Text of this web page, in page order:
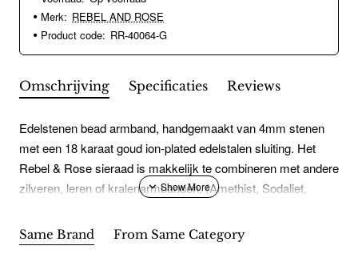
Merk: REBEL AND ROSE
Product code: RR-40064-G
Omschrijving Specificaties Reviews
Edelstenen bead armband, handgemaakt van 4mm stenen
met een 18 karaat goud ion-plated edelstalen sluiting. Het
Rebel & Rose sieraad is makkelijk te combineren met andere
zilveren, leren of kralenarmbanden. (Amethist, Sodaliet,
Same Brand From Same Category